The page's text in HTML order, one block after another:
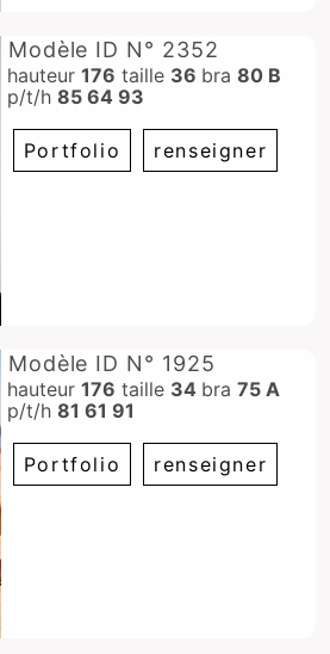
Modèle ID N° 2352
hauteur 176 taille 36 bra 80 B
p/t/h 85 64 93
Portfolio renseigner
Modèle ID N° 1925
hauteur 176 taille 34 bra 75 A
p/t/h 81 61 91
Portfolio renseigner